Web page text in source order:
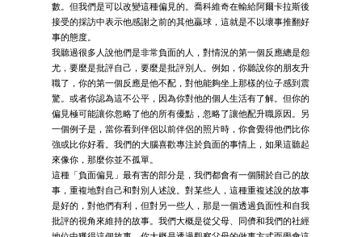
數。但我們是可以改變這種偏見的。喬科維奇在輸給阿爾卡拉斯後
接受的採訪中表示他感謝之前的其他贏球，這就是不以壞事推翻好
事的態度。
我聽過很多人說他們是非常負面的人，對情況的第一個反應總是怨
尤，要麼是批評自己，要麼是批評別人。例如，你聽說你的朋友升
職了，你的第一個反應是他不配，對他能夠坐上那樣的位子感到震
驚。或者你認為這不公平，因為你對他的個人生活有了解。但你的
偏見極可能讓你忽略了他的所有優點，忽略了讓他配升職原因。另
一個例子是，當你看到伴侶以前伴侶的照片時，你會覺得他們比你
強或比你好看。我們的大腦喜歡專注於負面的事情上，如果這聽起
來像你，那麼你並不孤單。
這種「負面偏見」最有害的部分是，我們都會有一個關於自己的故
事，重複地對自己和對別人述說。對某些人，這種重複述說的故事
是好的，對他們有利，但對另一些人，那是一個透過負面性和自我
批評的視角來維持的故事。我們大概是從父母、同儕和我們的社經